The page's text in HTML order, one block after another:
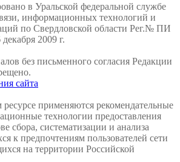
в Уральской федеральной службе
информационных технологий и
по Свердловской области Рег.№ ПИ
2009 г.
без письменного согласия Редакции
сайта
применяются рекомендательные
технологии предоставления
сбора, систематизации и анализа
к предпочтениям пользователей сети
на территории Российской